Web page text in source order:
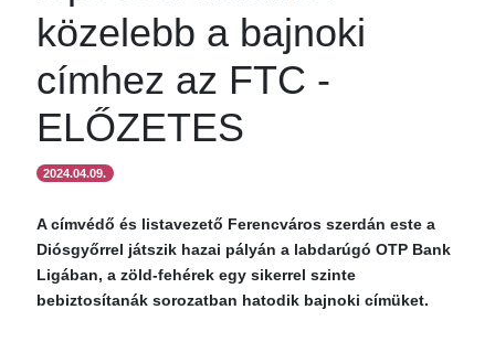
közelebb a bajnoki
címhez az FTC -
ELŐZETES
2024.04.09.
A címvédő és listavezető Ferencváros szerdán este a
Diósgyőrrel játszik hazai pályán a labdarúgó OTP Bank
Ligában, a zöld-fehérek egy sikerrel szinte
bebiztosítanák sorozatban hatodik bajnoki címüket.